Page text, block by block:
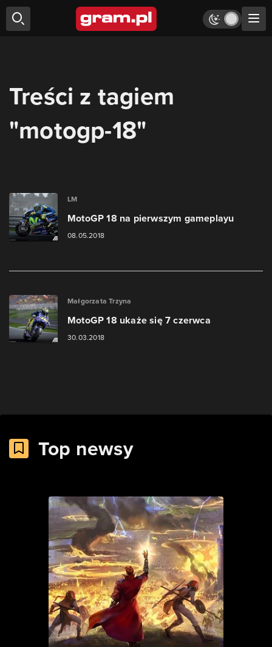
Treści z tagiem
"motogp-18"
LM
MotoGP 18 na pierwszym gameplayu
08.05.2018
Małgorzata Trzyna
MotoGP 18 ukaże się 7 czerwca
30.03.2018
Top newsy